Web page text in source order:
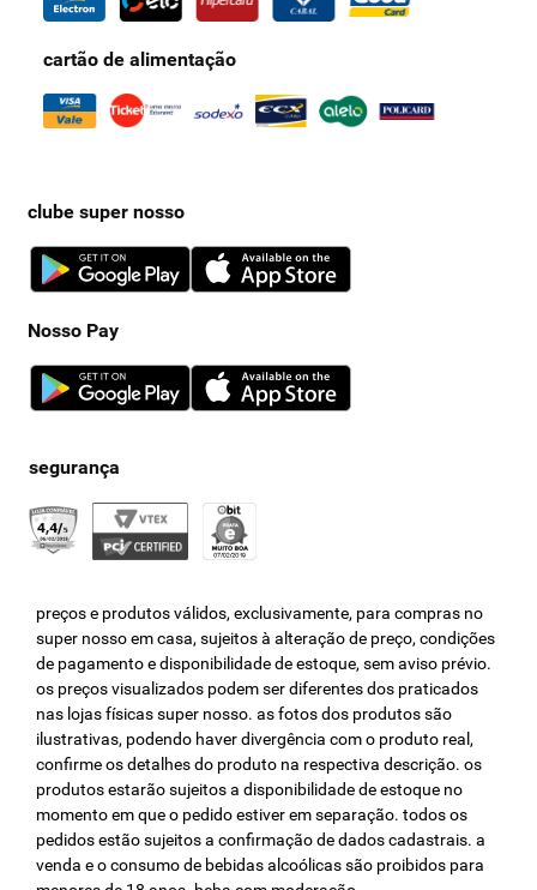
cartão de alimentação
clube super nosso
Nosso Pay
preços e produtos válidos, exclusivamente, para compras no
super nosso em casa, sujeitos à alteração de preço, condições
de pagamento e disponibilidade de estoque, sem aviso prévio.
os preços visualizados podem ser diferentes dos praticados
nas lojas físicas super nosso. as fotos dos produtos são
ilustrativas, podendo haver divergência com o produto real,
confirme os detalhes do produto na respectiva descrição. os
produtos estarão sujeitos a disponibilidade de estoque no
momento em que o pedido estiver em separação. todos os
pedidos estão sujeitos a confirmação de dados cadastrais. a
venda e o consumo de bebidas alcoólicas são proibidos para